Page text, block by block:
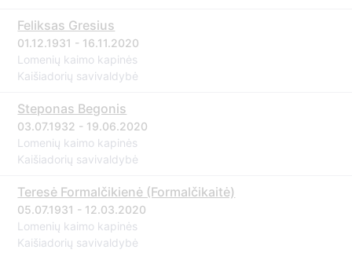
Feliksas Gresius
01.12.1931 - 16.11.2020
Lomenių kaimo kapinės
Kaišiadorių savivaldybė
Steponas Begonis
03.07.1932 - 19.06.2020
Lomenių kaimo kapinės
Kaišiadorių savivaldybė
Teresė Formalčikienė (Formalčikaitė)
05.07.1931 - 12.03.2020
Lomenių kaimo kapinės
Kaišiadorių savivaldybė